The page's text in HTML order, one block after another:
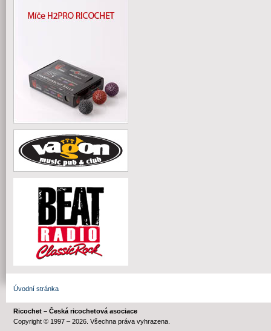
Úvodní stránka
Ricochet – Česká ricochetová asociace
Copyright © 1997 – 2026. Všechna práva vyhrazena.